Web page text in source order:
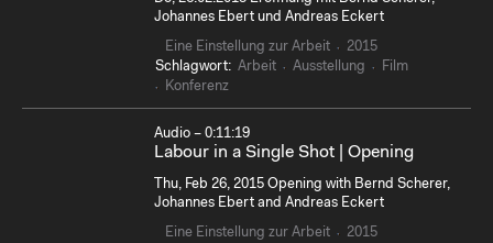
Johannes Ebert und Andreas Eckert
Eine Einstellung zur Arbeit
2015
Schlagwort: Arbeit Ausstellung
Film
Konferenz
Audio – 0:11:19
Labour in a Single Shot | Opening
Thu, Feb 26, 2015 Opening with Bernd Scherer,
Johannes Ebert and Andreas Eckert
Eine Einstellung zur Arbeit
2015